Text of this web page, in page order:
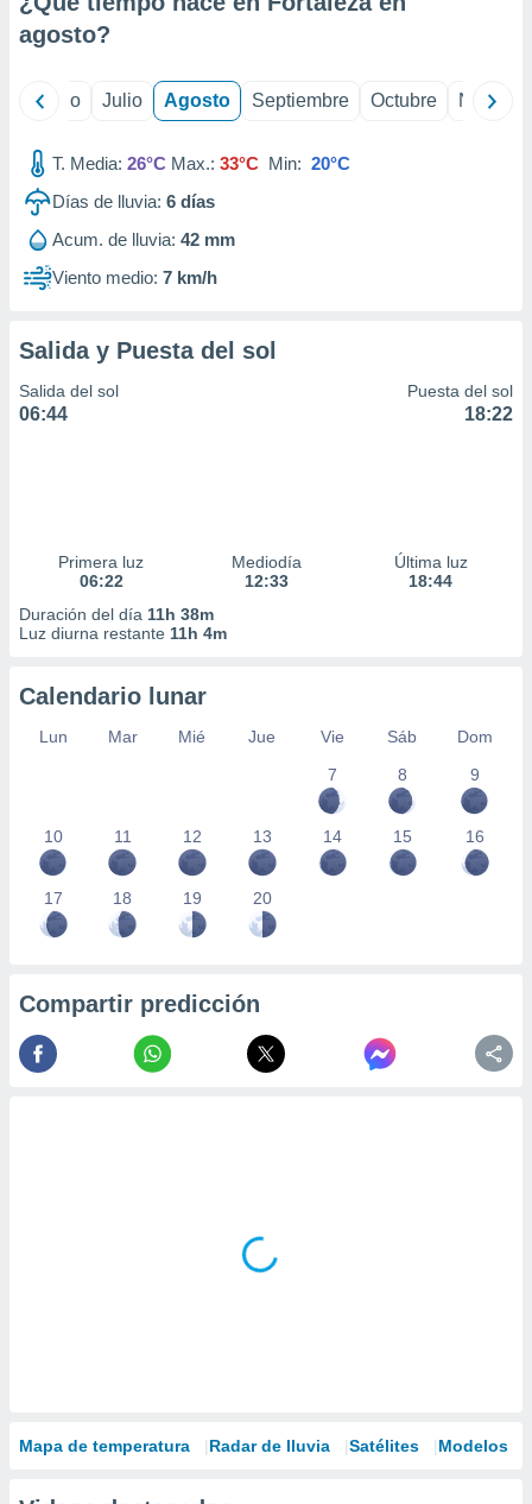
e
publicidad
publicidad
de
agosto?
Junio Julio Agosto Septiembre Octubre
T. Media: 26°C Max.: 33°C Min: 20°C
Días de lluvia: 6 días
Acum. de lluvia: 42 mm
Viento medio: 7 km/h
Salida y Puesta del sol
Salida del sol
06:44
Puesta del sol
18:22
Primera luz
06:22
Mediodía
12:33
Última luz
18:44
Duración del día 11h 38m
Luz diurna restante 11h 4m
Calendario lunar
Lun Mar Mié Jue Vie Sáb
Dom
7
8 9
10 11 12 13 14 15 16
17 18 19 20
Compartir predicción
Mapa de temperatura Radar de lluvia Satélites Modelos